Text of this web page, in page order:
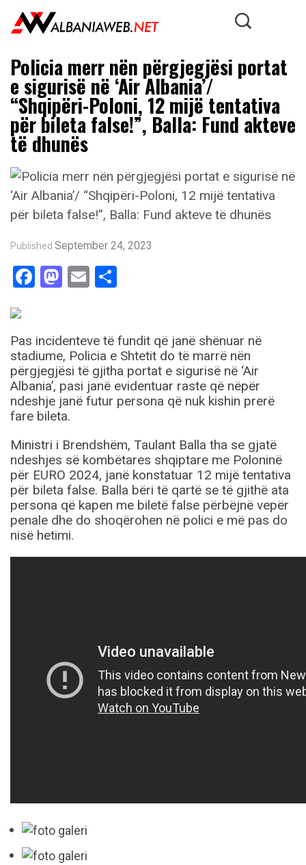
Policia merr nën përgjegjësi portat
e sigurisë në ‘Air Albania’/
“Shqipëri-Poloni, 12 mijë tentativa
për bileta false!”, Balla: Fund akteve
të dhunës
Published September 24, 2023
Facebook
Mastodon
Email
Pas incidenteve të fundit që janë shënuar në
stadiume, Policia e Shtetit do të marrë nën
përgjegjësi të gjitha portat e sigurisë në ‘Air
Albania’, pasi janë evidentuar raste që nëpër
ndeshje janë futur persona që nuk kishin prerë
fare bileta.
Ministri i Brendshëm, Taulant Balla tha se gjatë
ndeshjes së kombëtares shqiptare me Poloninë
për EURO 2024, janë konstatuar 12 mijë tentativa
për bileta false. Balla bëri të qartë se të gjithë ata
persona që kapen me biletë false përbëjnë vepër
penale dhe do shoqërohen në polici e më pas do
nisë hetimi.